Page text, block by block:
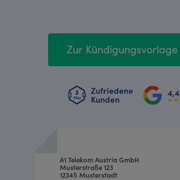
Zur Kündigungsvorlage
Zufriedene
Kunden
4,4
A1 Telekom Austria GmbH
Musterstraße 123
12345 Musterstadt